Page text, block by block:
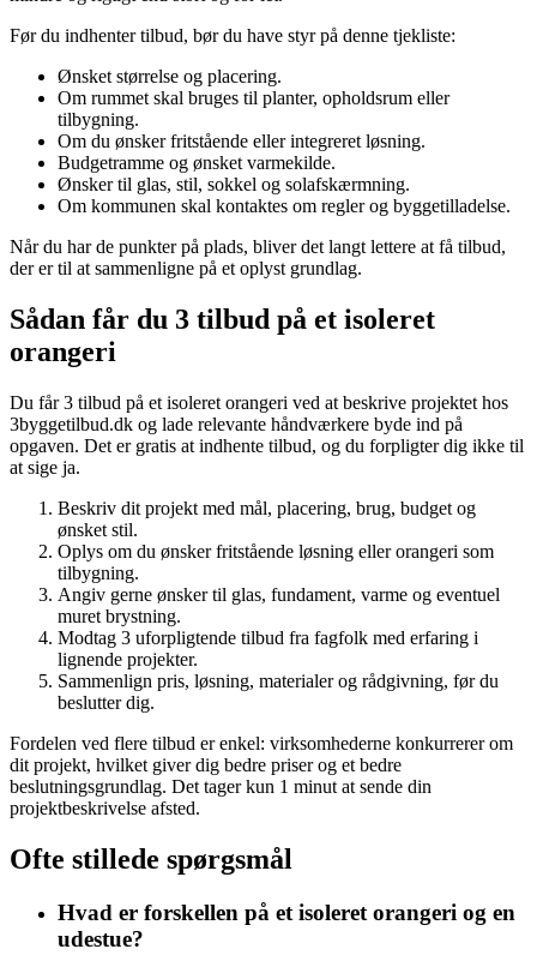
Før du indhenter tilbud, bør du have styr på denne tjekliste:
Ønsket størrelse og placering.
Om rummet skal bruges til planter, opholdsrum eller
tilbygning.
Om du ønsker fritstående eller integreret løsning.
Budgetramme og ønsket varmekilde.
Ønsker til glas, stil, sokkel og solafskærmning.
Om kommunen skal kontaktes om regler og byggetilladelse.
Når du har de punkter på plads, bliver det langt lettere at få tilbud,
der er til at sammenligne på et oplyst grundlag.
Sådan får du 3 tilbud på et isoleret
orangeri
Du får 3 tilbud på et isoleret orangeri ved at beskrive projektet hos
3byggetilbud.dk og lade relevante håndværkere byde ind på
opgaven. Det er gratis at indhente tilbud, og du forpligter dig ikke til
at sige ja.
Beskriv dit projekt med mål, placering, brug, budget og
ønsket stil.
Oplys om du ønsker fritstående løsning eller orangeri som
tilbygning.
Angiv gerne ønsker til glas, fundament, varme og eventuel
muret brystning.
Modtag 3 uforpligtende tilbud fra fagfolk med erfaring i
lignende projekter.
Sammenlign pris, løsning, materialer og rådgivning, før du
beslutter dig.
Fordelen ved flere tilbud er enkel: virksomhederne konkurrerer om
dit projekt, hvilket giver dig bedre priser og et bedre
beslutningsgrundlag. Det tager kun 1 minut at sende din
projektbeskrivelse afsted.
Ofte stillede spørgsmål
Hvad er forskellen på et isoleret orangeri og en
udestue?